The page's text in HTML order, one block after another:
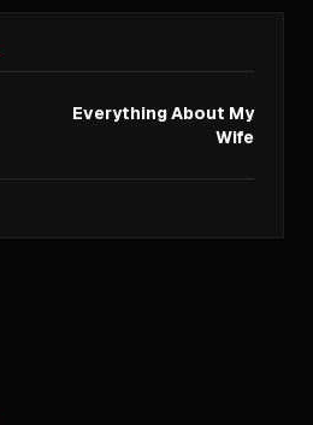
Everything About My
Wife